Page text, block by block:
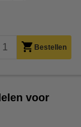
Bestellen
voor